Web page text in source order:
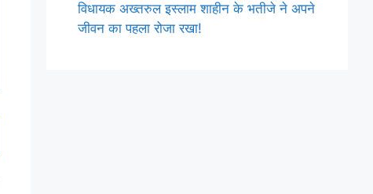
विधायक अख्तरुल इस्लाम शाहीन के भतीजे ने अपने
जीवन का पहला रोजा रखा!